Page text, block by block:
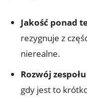
Jakość ponad
rezygnuje z
nierealne.
Rozwój zespołu
gdy jest to